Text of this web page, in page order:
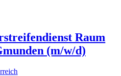
Raum
(m/w/d)